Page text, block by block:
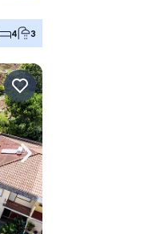
4 3
Navegar a la derecha